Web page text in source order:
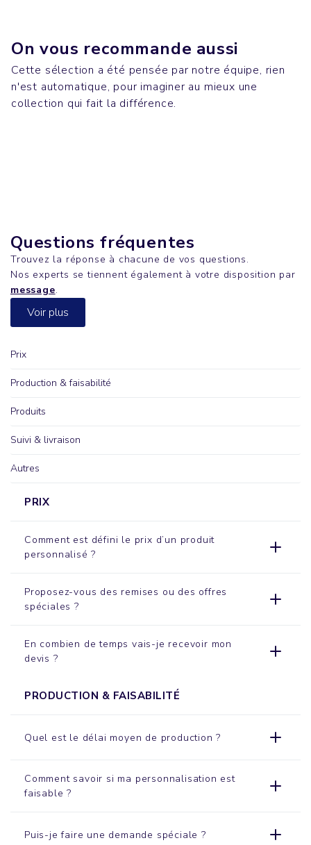
On vous recommande aussi
Cette sélection a été pensée par notre équipe, rien
n'est automatique, pour imaginer au mieux une
collection qui fait la différence.
Chaussettes
DISCO
Tech
T-shirts
Questions fréquentes
Trouvez la réponse à chacune de vos questions.
Nos experts se tiennent également à votre disposition par
message.
Voir plus
Prix
Production & faisabilité
Produits
Suivi & livraison
Autres
PRIX
Comment est défini le prix d’un produit
personnalisé ?
Proposez-vous des remises ou des offres
spéciales ?
En combien de temps vais-je recevoir mon
devis ?
PRODUCTION & FAISABILITÉ
Quel est le délai moyen de production ?
Comment savoir si ma personnalisation est
faisable ?
Puis-je faire une demande spéciale ?